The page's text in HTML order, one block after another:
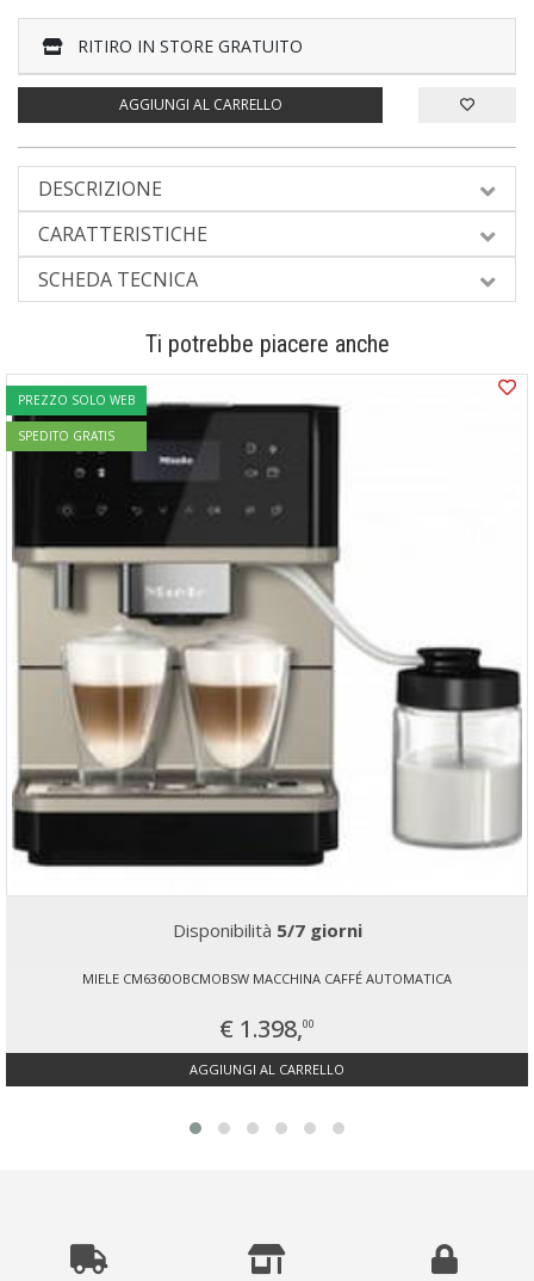
RITIRO IN STORE GRATUITO
AGGIUNGI AL CARRELLO
DESCRIZIONE
CARATTERISTICHE
SCHEDA TECNICA
Ti potrebbe piacere anche
PREZZO SOLO WEB
SPEDITO GRATIS
Disponibilità 5/7 giorni
MIELE CM6360OBCMOBSW MACCHINA CAFFÉ AUTOMATICA
€ 1.398,00
AGGIUNGI AL CARRELLO